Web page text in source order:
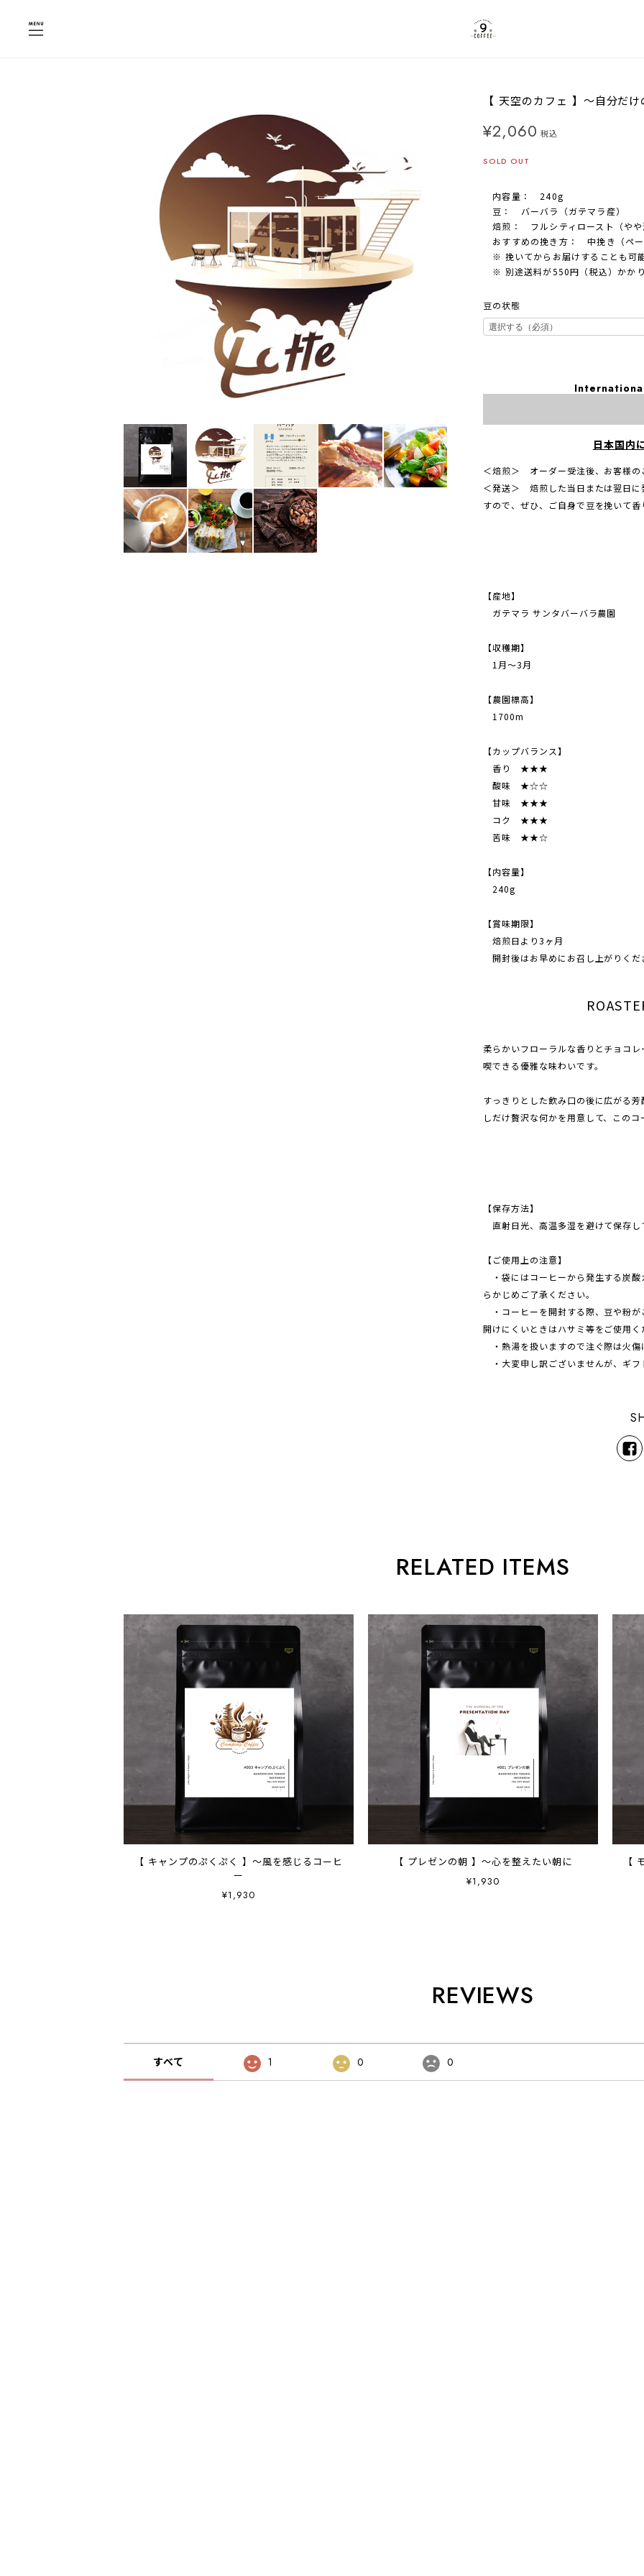
【 天空のカフェ 】～自分だ
¥2,060 税込
SOLD OUT
内容量： 240g
豆： バーバラ（ガテマラ産）
焙煎： フルシティロースト（やや
おすすめの挽き方： 中挽き（ペ
※ 挽いてからお届けすることも可
※ 別途送料が550円（税込）かか
豆の状態
日本国内
＜焙煎＞ オーダー受注後、お客様の
＜発送＞ 焙煎した当日または翌日に
すので、ぜひ、ご自身で豆を挽いて
【産地】
ガテマラ サンタバーバラ農園
【収穫期】
1月～3月
【農園標高】
1700m
【カップバランス】
香り ★★★
酸味 ★☆☆
甘味 ★★★
コク ★★★
苦味 ★★☆
【内容量】
240g
【賞味期限】
焙煎日より3ヶ月
開封後はお早めにお召し上がりくだ
柔らかいフローラルな香りとチョコ
喫できる優雅な味わいです。
すっきりとした飲み口の後に広がる
しだけ贅沢な何かを用意して、この
【保存方法】
直射日光、高温多湿を避けて保存し
【ご使用上の注意】
・袋にはコーヒーから発生する炭
らかじめご了承ください。
・コーヒーを開封する際、豆や粉
開けにくいときはハサミ等をご使用
・熱湯を扱いますので注ぐ際は火
・大変申し訳ございませんが、ギ
RELATED ITEMS
【 キャンプのぷくぷく 】～風を感じるコーヒ
ー
¥1,930
【 プレゼンの朝 】～心を整えたい朝に
¥1,930
【
REVIEWS
すべて 1 0 0